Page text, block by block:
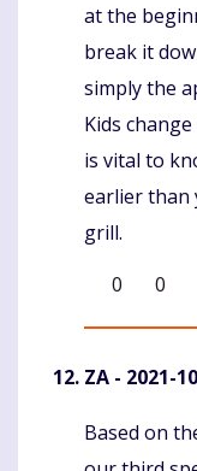
at the
break it
simply the
Kids
is vital to
earlier than
grill.
0
0
ZA - 2021-
Komentaras
Based on